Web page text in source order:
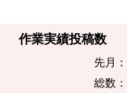
作業実績投稿数
先月：
総数：